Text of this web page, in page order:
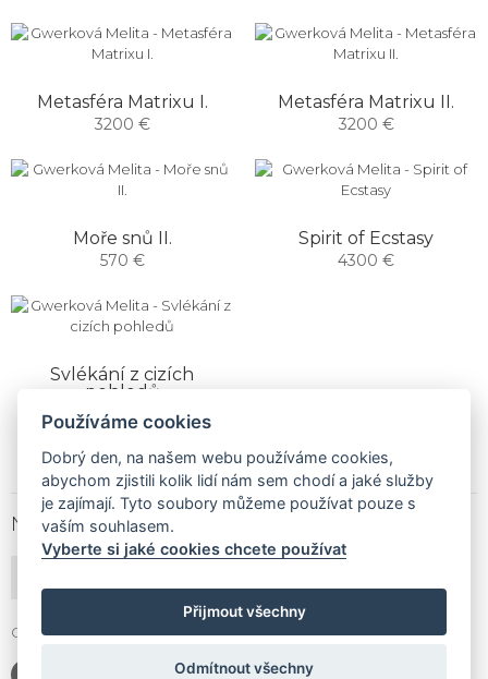
Metasféra Matrixu I.
3200 €
Metasféra Matrixu II.
3200 €
Moře snů II.
570 €
Spirit of Ecstasy
4300 €
Svlékání z cizích
pohledů
1900 €
NEWSLETTER
Gallery Gwerk © Copyright 2017 - 2026 | Dizajn by4MEMEDIA
Používáme cookies
Dobrý den, na našem webu používáme cookies,
abychom zjistili kolik lidí nám sem chodí a jaké služby
je zajímají. Tyto soubory můžeme používat pouze s
vaším souhlasem.
Vyberte si jaké cookies chcete používat
Přijmout všechny
Odmítnout všechny